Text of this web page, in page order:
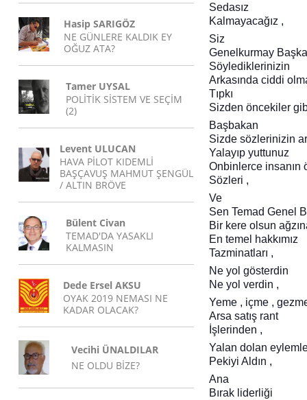
Hasip SARIGÖZ
NE GÜNLERE KALDIK EY
OĞUZ ATA?
Tamer UYSAL
POLİTİK SİSTEM VE SEÇİM
(2)
Levent ULUCAN
HAVA PİLOT KIDEMLİ
BAŞÇAVUŞ MAHMUT ŞENGÜL
/ ALTIN BRÖVE
Bülent Civan
TEMAD'DA YASAKLI
KALMASIN
Dede Ersel AKSU
OYAK 2019 NEMASI NE
KADAR OLACAK?
Vecihi ÜNALDILAR
NE OLDU BİZE?
Sedasız
Kalmayacağız ,
Siz
Genelkurmay
Söylediklerinizin
Arkasında ciddi
Tıpkı
Sizden öncekiler
Başbakan
Sizde sözlerinizin
Yalayıp yuttunuz
Onbinlerce insanın
Sözleri ,
Ve
Sen Temad Genel
Bir kere olsun
En temel hakkımız
Tazminatları ,
Ne yol gösterdin
Ne yol verdin ,
Yeme , içme ,
Arsa satış rant
İşlerinden ,
Yalan dolan
Pekiyi Aldın ,
Ana
Bırak liderliği